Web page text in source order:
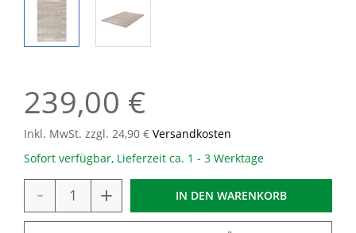
239,00 €
Inkl. MwSt. zzgl. 24,90 € Versandkosten
Sofort verfügbar, Lieferzeit ca. 1 - 3 Werktage
- + IN DEN WARENKORB